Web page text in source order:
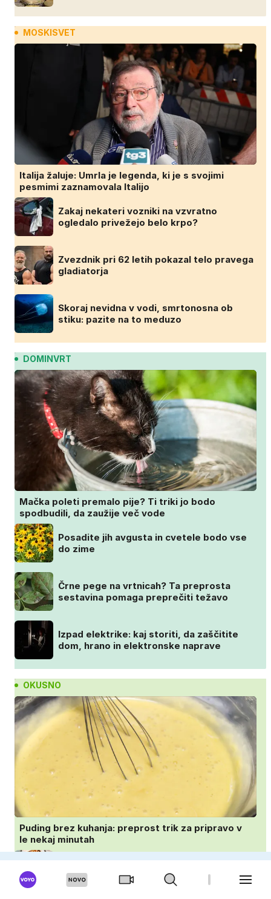
MOSKISVET
Italija žaluje: Umrla je legenda, ki je s svojimi
pesmimi zaznamovala Italijo
Zakaj nekateri vozniki na vzvratno
ogledalo privežejo belo krpo?
Zvezdnik pri 62 letih pokazal telo pravega
gladiatorja
Skoraj nevidna v vodi, smrtonosna ob
stiku: pazite na to meduzo
DOMINVRT
Mačka poleti premalo pije? Ti triki jo bodo
spodbudili, da zaužije več vode
Posadite jih avgusta in cvetele bodo vse
do zime
Črne pege na vrtnicah? Ta preprosta
sestavina pomaga preprečiti težavo
Izpad elektrike: kaj storiti, da zaščitite
dom, hrano in elektronske naprave
OKUSNO
Puding brez kuhanja: preprost trik za pripravo v
le nekaj minutah
Hitra pita brez testa: vse sestavine samo
zmešate in pečica opravi ostalo